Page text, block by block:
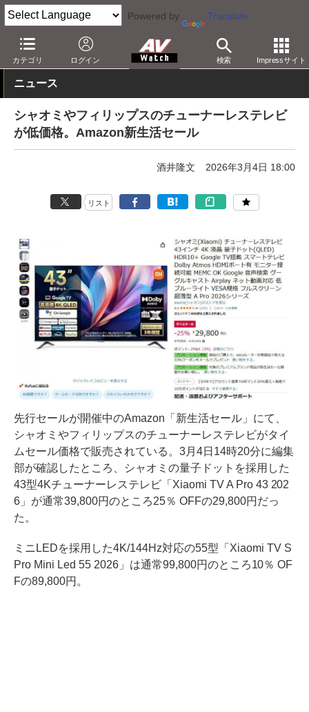
Powered by Translate
カテゴリ ログイン 検索 Impressサイト
AV Watch 動向 ショップ セール
ニュース
シャオミやフィリップスのチューナーレステレビ
が低価格。Amazon新生活セール
酒井隆文 2026年3月4日 18:00
リスト
先行セールが開催中のAmazon「新生活セール」にて、
シャオミやフィリップスのチューナーレステレビがタイ
ムセール価格で販売されている。3月4日14時20分に編集
部が確認したところ、シャオミの量子ドットを採用した
43型4Kチューナーレステレビ「Xiaomi TV A Pro 43 202
6」が通常39,800円のところ25％ OFFの29,800円だっ
た。
ミニLEDを採用した4K/144Hz対応の55型「Xiaomi TV S
Pro Mini Led 55 2026」は通常99,800円のところ10％ OF
Fの89,800円。